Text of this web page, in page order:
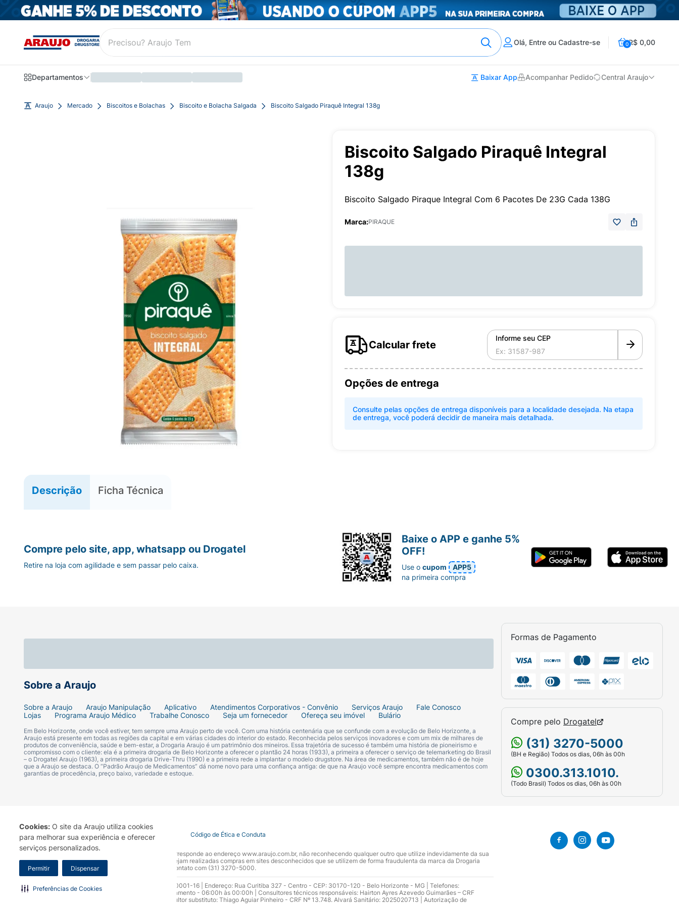
Cookies: O site da Araujo utiliza cookies
para melhorar sua experiência e oferecer
serviços personalizados.
Permitir Dispensar
Preferências de Cookies
Olá, Entre ou Cadastre-se 0R$ 0,00
Departamentos Baixar App Acompanhar Pedido Central Araujo
Araujo Mercado Biscoitos e Bolachas Biscoito e Bolacha Salgada Biscoito Salgado Piraquê Integral 138g
Biscoito Salgado Piraquê Integral
138g
Biscoito Salgado Piraque Integral Com 6 Pacotes De 23G Cada 138G
Marca:PIRAQUE
Calcular frete
Informe seu CEP
Opções de entrega
Consulte pelas opções de entrega disponíveis para a localidade desejada. Na etapa
de entrega, você poderá decidir de maneira mais detalhada.
Descrição Ficha Técnica
Sobre a Araujo
Sobre a Araujo Araujo Manipulação Aplicativo Atendimentos Corporativos - Convênio Serviços Araujo
Fale Conosco
Lojas
Programa Araujo Médico Trabalhe Conosco Seja um fornecedor Ofereça seu imóvel Bulário
Em Belo Horizonte, onde você estiver, tem sempre uma Araujo perto de você. Com uma história centenária que se confunde com a evolução de Belo Horizonte, a
Araujo está presente em todas as regiões da capital e em várias cidades do interior do estado. Reconhecida pelos serviços inovadores e com um mix de milhares de
produtos de conveniência, saúde e bem-estar, a Drogaria Araujo é um patrimônio dos mineiros. Essa trajetória de sucesso é também uma história de pioneirismo e
compromisso com o cliente: ela é a primeira drogaria de Belo Horizonte a oferecer o plantão 24 horas (1933), a primeira a oferecer o serviço de telemarketing do Brasil
– o Drogatel Araujo (1963), a primeira drogaria Drive-Thru (1990) e a primeira rede a implantar o modelo drugstore. Na área de medicamentos, também não é de hoje
que a Araujo se destaca. O “Padrão Araujo de Medicamentos” dá nome novo para uma confiança antiga: de que na Araujo você sempre encontra medicamentos com
garantias de procedência, preço baixo, variedade e estoque.
Formas de Pagamento
Compre pelo Drogatel
(31) 3270-5000
(BH e Região) Todos os dias, 06h às 00h
0300.313.1010.
(Todo Brasil) Todos os dias, 06h às 00h
Compre pelo site, app, whatsapp ou Drogatel
Retire na loja com agilidade e sem passar pelo caixa.
Baixe o APP e ganhe 5%
OFF!
Use ocupom
APP5
na primeira compra
Termo de Uso Portal da Privacidade Covid-19 Código de Ética e Conduta
A Drogaria Araujo S/A informa que o seu site oficial corresponde ao endereço www.araujo.com.br, não reconhecendo qualquer outro que utilize indevidamente da sua
marca. Para sua segurança recomendamos que não sejam realizadas compras em sites desconhecidos que se utilizem de forma fraudulenta da marca da Drogaria
Araujo S.A. Em caso de dúvidas, gentileza entrar em contato com (31) 3270-5000.
Razão Social: Drogaria Araujo S.A | CNPJ: 17.256.512.0001-16 | Endereço: Rua Curitiba 327 - Centro - CEP: 30170-120 - Belo Horizonte - MG | Telefones:
0300.313.1010 e (31) 3270-5000 Horário de funcionamento - 06:00h às 00:00h | Consultores técnicos responsáveis: Hairton Ayres Azevedo Guimarães – CRF
10.965 | Yasmin Silva Alvarenga – CRF 52.584 - Consultor substituto: Thiago Aguiar Pinheiro - CRF Nº 13.748. Alvará Sanitário: 2025020713 | Autorização de